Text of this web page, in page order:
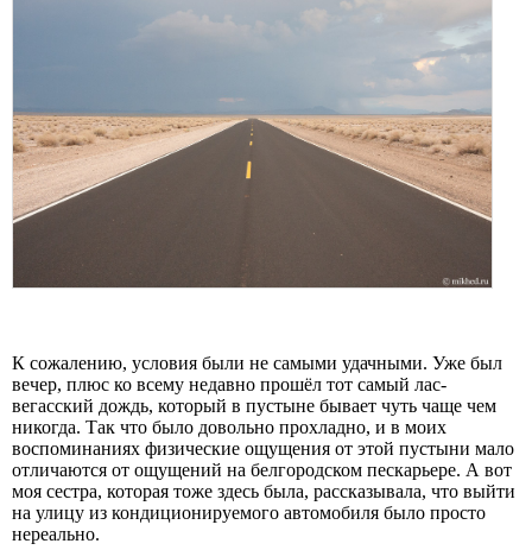
К сожалению, условия были не самыми удачными. Уже был
вечер, плюс ко всему недавно прошёл тот самый лас-
вегасский дождь, который в пустыне бывает чуть чаще чем
никогда. Так что было довольно прохладно, и в моих
воспоминаниях физические ощущения от этой пустыни мало
отличаются от ощущений на белгородском пескарьере. А вот
моя сестра, которая тоже здесь была, рассказывала, что выйти
на улицу из кондиционируемого автомобиля было просто
нереально.